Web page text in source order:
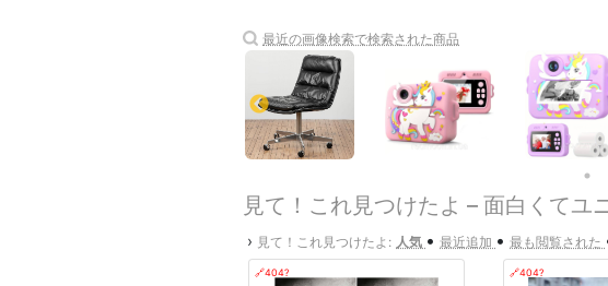
最近の画像検索で検索された商品
見て！これ見つけたよ – 面白くてユ
› 見て！これ見つけたよ: 人気 • 最近追加 • 最も閲覧された
🔗404? 🔗404?